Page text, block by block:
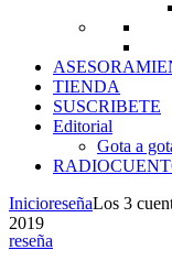
TIENDA
SUSCRIBETE
Editorial
Gota a
InicioreseñaLos 3
2019
reseña